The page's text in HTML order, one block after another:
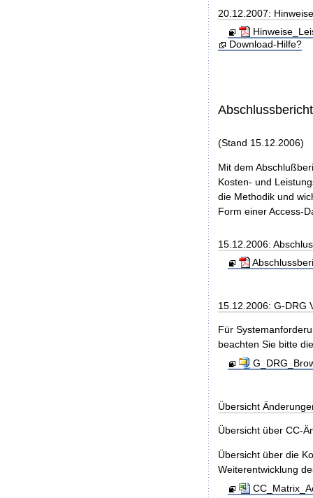
20.12.2007:
Download-Hilfe?
(Stand 15.12.2006)
Mit dem
Kosten- und
die Methodik und
Form einer Access-
15.12.2006:
15.12.2006: G-DRG
Für
beachten Sie bitte
Übersicht
Übersicht über CC-
Übersicht über die
Weiterentwicklung